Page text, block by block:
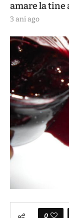
amare la tine
3 ani ago
0